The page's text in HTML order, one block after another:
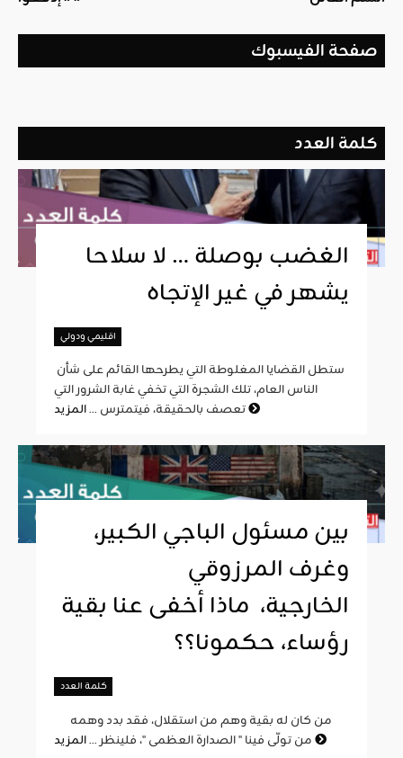
صفحة الفيسبوك
كلمة العدد
الغضب بوصلة … لا سلاحا
يشهر في غير الإتجاه
اقليمي ودولي
الناس العام، تلك الشجرة التي تخفي غابة الشرور التي
تعصف بالحقيقة، فيتمترس ...
بين مسئول الباجي الكبير،
وغرف المرزوقي
الخارجية، ماذا أخفى عنا بقية
رؤساء، حكمونا؟؟
كلمة العدد
من تولّى فينا " الصدارة العظمى "، فلينظر ...